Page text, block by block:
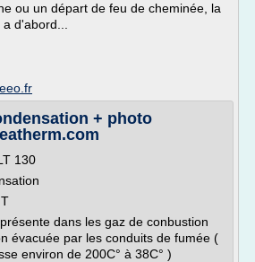
ou un départ de feu de cheminée, la
d'abord...
+ photo
130
dans les gaz de conbustion
évacuée par les conduits de fumée (
environ de 200C° à 38C° )